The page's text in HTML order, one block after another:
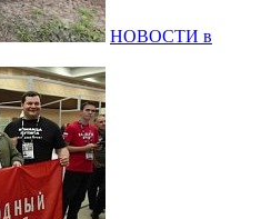
НОВОСТИ в